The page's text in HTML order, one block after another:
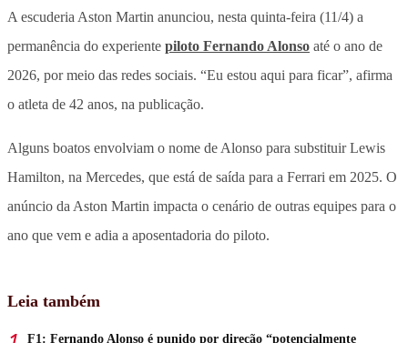
A escuderia Aston Martin anunciou, nesta quinta-feira (11/4) a
permanência do experiente piloto Fernando Alonso até o ano de
2026, por meio das redes sociais. “Eu estou aqui para ficar”, afirma
o atleta de 42 anos, na publicação.
Alguns boatos envolviam o nome de Alonso para substituir Lewis
Hamilton, na Mercedes, que está de saída para a Ferrari em 2025. O
anúncio da Aston Martin impacta o cenário de outras equipes para o
ano que vem e adia a aposentadoria do piloto.
Leia também
F1: Fernando Alonso é punido por direção “potencialmente